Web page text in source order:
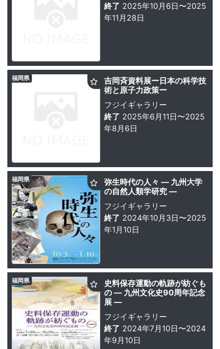
終了 2025年10月6日〜2025
年11月28日
吉岡斉資料展ー日本の科学技
術と原子力政策ー
フジイギャラリー
終了 2025年6月11日〜2025
年8月6日
福岡県
弥生時代の人々 ― 九州大学
の自然人類学研究 ―
フジイギャラリー
終了 2024年10月3日〜2025
年1月10日
福岡県
史料保存運動の軌跡が紡ぐも
の ― 九州文化史90周年記念
展 ―
フジイギャラリー
終了 2024年7月10日〜2024
年9月10日
福岡県